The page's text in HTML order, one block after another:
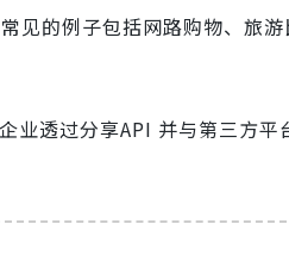
见的例子包括网路购物、旅
业透过分享API 并与第三方平